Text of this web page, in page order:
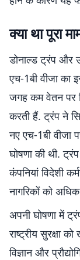
क्या था पूरा
डोनाल्ड ट्रंप और
एच-1बी वीजा का
जगह कम वेतन पर
करती हैं. ट्रंप ने
नए एच-1बी वीजा
घोषणा की थी.
कंपनियां विदेशी
नागरिकों को
अपनी घोषणा में
राष्ट्रीय सुरक्षा
विज्ञान और